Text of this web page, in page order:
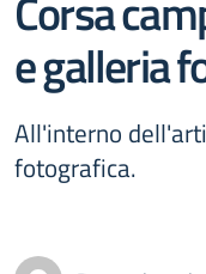
e galleria
All'interno
fotografica.